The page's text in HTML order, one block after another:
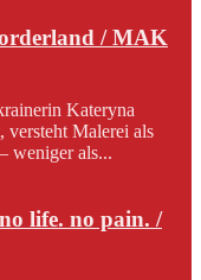
/ MAK
Kateryna
versteht Malerei als
weniger als...
life. no pain. /